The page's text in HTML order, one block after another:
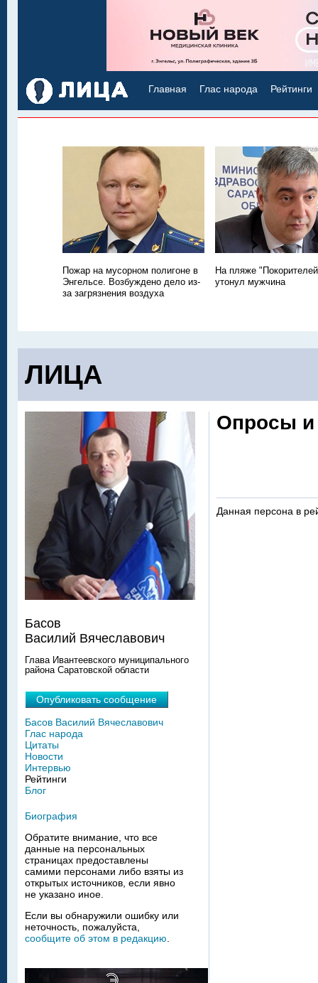
Главная Глас народа Рейтинги
Пожар на мусорном полигоне в
Энгельсе. Возбуждено дело из-
за загрязнения воздуха
На пляже
утонул мужчина
ЛИЦА
Опросы и
Данная персона в
Басов
Василий Вячеславович
Глава Ивантеевского муниципального
района Саратовской области
Опубликовать сообщение
Басов Василий Вячеславович
Глас народа
Цитаты
Новости
Интервью
Рейтинги
Блог
Биография
Обратите внимание, что все
данные на персональных
страницах предоставлены
самими персонами либо взяты из
открытых источников, если явно
не указано иное.
Если вы обнаружили ошибку или
неточность, пожалуйста,
сообщите об этом в редакцию